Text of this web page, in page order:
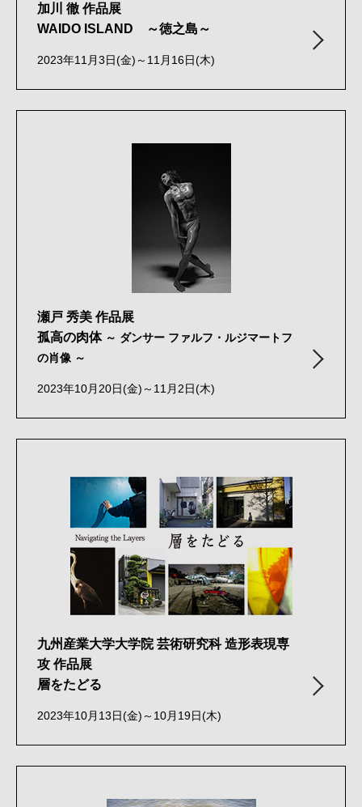
加川 徹 作品展
WAIDO ISLAND ～徳之島～
2023年11月3日(金)～11月16日(木)
瀬戸 秀美 作品展
孤高の肉体 ～ ダンサー ファルフ・ルジマートフ
の肖像 ～
2023年10月20日(金)～11月2日(木)
九州産業大学大学院 芸術研究科 造形表現専
攻 作品展
層をたどる
2023年10月13日(金)～10月19日(木)